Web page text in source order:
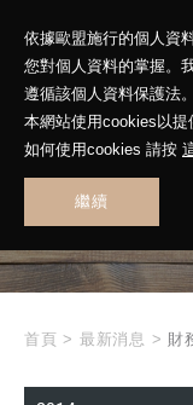
依據歐盟施行的個人資
您對個人資料的掌握。
遵循該個人資料保護法
本網站使用cookies以
如何使用cookies 請按
繼續
首頁 > 最新消息 > 財